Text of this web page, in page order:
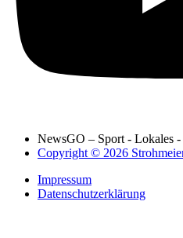
NewsGO – Sport - Lokales -
Copyright © 2026
Impressum
Datenschutzerklärung